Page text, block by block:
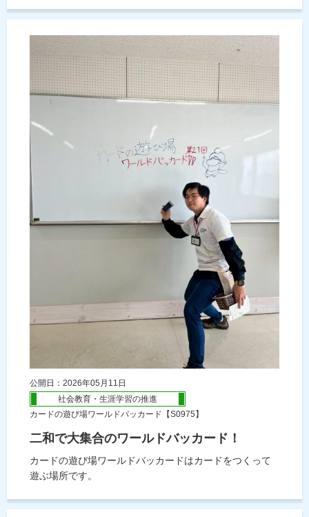
公開日：2026年05月11日
社会教育・生涯学習の推進
カードの遊び場ワールドバッカード【S0975】
二和で大集合のワールドバッカード！
カードの遊び場ワールドバッカードはカードをつくって
遊ぶ場所です。